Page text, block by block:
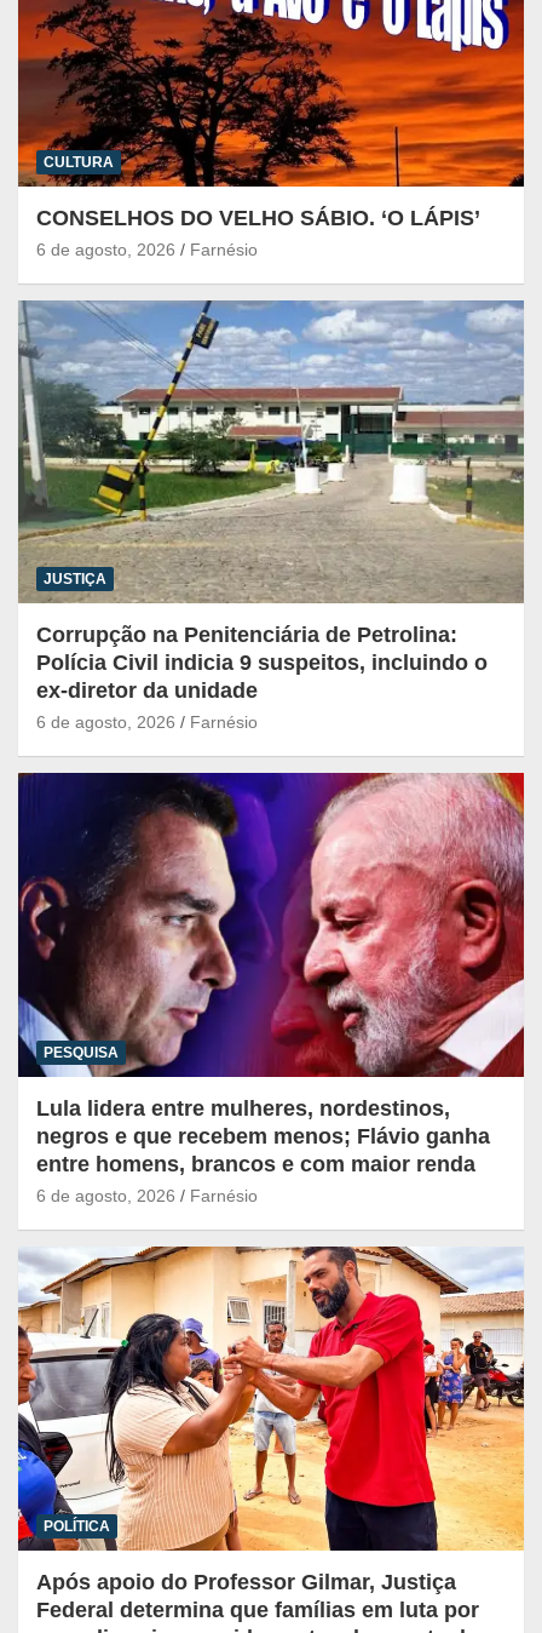
CULTURA
CONSELHOS DO VELHO SÁBIO. ‘O LÁPIS’
6 de agosto, 2026 Farnésio
JUSTIÇA
Corrupção na Penitenciária de Petrolina:
Polícia Civil indicia 9 suspeitos, incluindo o
ex-diretor da unidade
6 de agosto, 2026 Farnésio
PESQUISA
Lula lidera entre mulheres, nordestinos,
negros e que recebem menos; Flávio ganha
entre homens, brancos e com maior renda
6 de agosto, 2026 Farnésio
POLÍTICA
Após apoio do Professor Gilmar, Justiça
Federal determina que famílias em luta por